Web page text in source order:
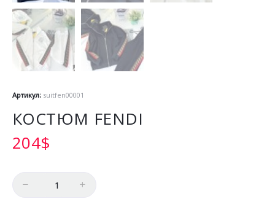
Артикул: suitfen00001
КОСТЮМ FENDI
204$